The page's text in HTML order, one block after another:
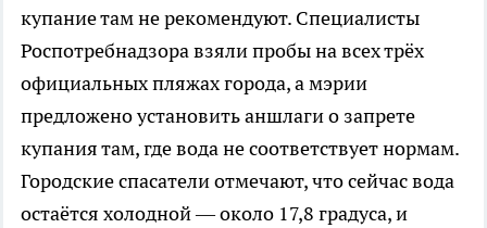
купание там не рекомендуют. Специалисты
Роспотребнадзора взяли пробы на всех трёх
официальных пляжах города, а мэрии
предложено установить аншлаги о запрете
купания там, где вода не соответствует нормам.
Городские спасатели отмечают, что сейчас вода
остаётся холодной — около 17,8 градуса, и